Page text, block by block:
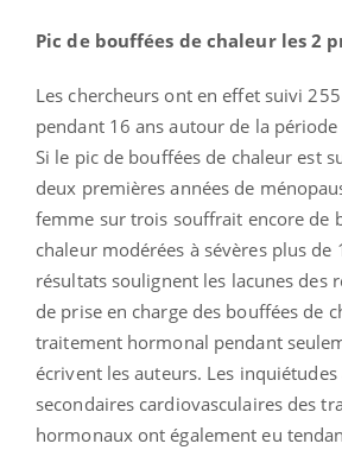
Pic de bouffées de chaleur les 2
Les chercheurs ont en effet suivi
pendant 16 ans autour de la
Si le pic de bouffées de chaleur est
deux premières années de
femme sur trois souffrait encore de
chaleur modérées à sévères plus de
résultats soulignent les lacunes des
de prise en charge des bouffées de
traitement hormonal pendant
écrivent les auteurs. Les
secondaires cardiovasculaires des
hormonaux ont également eu